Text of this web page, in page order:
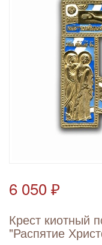
6 050 ₽
Крест киотный
"Распятие